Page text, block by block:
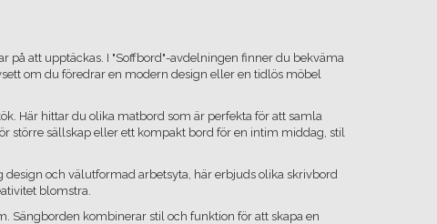
på att upptäckas. I "Soffbord"-avdelningen finner du bekväma
om du föredrar en modern design eller en tidlös möbel
Här hittar du olika matbord som är perfekta för att samla
större sällskap eller ett kompakt bord för en intim middag, stil
och välutformad arbetsyta, här erbjuds olika skrivbord
blomstra.
Sängborden kombinerar stil och funktion för att skapa en